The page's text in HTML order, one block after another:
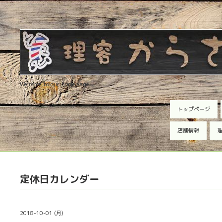
Welcome to our homepage
トップページ
店舗情報
定休日カレンダー
2018-10-01 (月)